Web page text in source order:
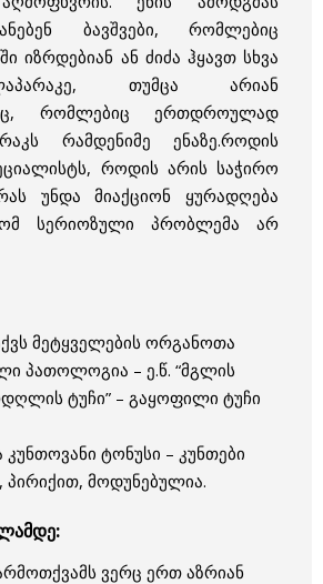
ბავშვები, რომლებიც
იზრდებიან ან ძიძა ჰყავთ სხვა
თუმცა არიან
რომლებიც ერთდროულად
რამდენიმე ენაზე.როდის
როდის არის საჭირო
უნდა მიაქციონ ყურადღება
სერიოზული პრობლემა არ
მეტყველების ორგანოთა
პათოლოგია – ე.წ. “მგლის
ტუჩი” – გაყოფილი ტუჩი
ტონუსი – კუნთები
პირიქით, მოდუნებულია.
ვერც ერთ აზრიან